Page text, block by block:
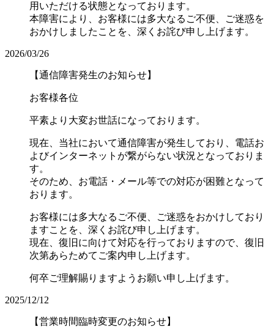
用いただける状態となっております。
本障害により、お客様には多大なるご不便、ご迷惑を
おかけしましたことを、深くお詫び申し上げます。
2026/03/26
【通信障害発生のお知らせ】
お客様各位
平素より大変お世話になっております。
現在、当社において通信障害が発生しており、電話お
よびインターネットが繋がらない状況となっておりま
す。
そのため、お電話・メール等での対応が困難となって
おります。
お客様には多大なるご不便、ご迷惑をおかけしており
ますことを、深くお詫び申し上げます。
現在、復旧に向けて対応を行っておりますので、復旧
次第あらためてご案内申し上げます。
何卒ご理解賜りますようお願い申し上げます。
2025/12/12
【営業時間臨時変更のお知らせ】